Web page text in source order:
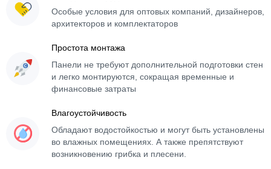
Особые условия для оптовых компаний, дизайнеров,
архитекторов и комплектаторов
Простота монтажа
Панели не требуют дополнительной подготовки стен
и легко монтируются, сокращая временные и
финансовые затраты
Влагоустойчивость
Обладают водостойкостью и могут быть установлены
во влажных помещениях. А также препятствуют
возникновению грибка и плесени.